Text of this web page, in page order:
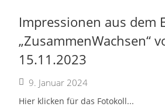
Impressionen aus dem
„ZusammenWachsen“
15.11.2023
9. Januar 2024
Hier klicken für das Fotokoll...